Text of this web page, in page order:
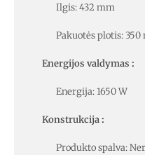
Ilgis: 432 mm
Pakuotės plotis: 350
Energijos valdymas :
Energija: 1650 W
Konstrukcija:
Produkto spalva: